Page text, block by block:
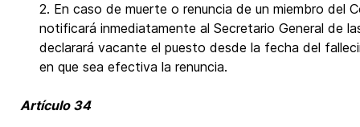
2. En caso de muerte o renuncia de un miembro del
notificará inmediatamente al Secretario General de
declarará vacante el puesto desde la fecha del
en que sea efectiva la renuncia.
Artículo 34